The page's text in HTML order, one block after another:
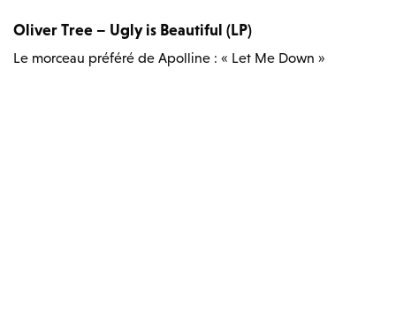
Oliver Tree – Ugly is Beautiful (LP)
Le morceau préféré de Apolline : « Let Me Down »